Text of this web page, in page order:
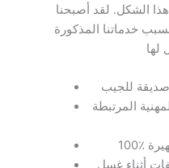
الشكل. لقد أصبحنا
خدماتنا المذكورة
للجيب
المرتبطة
أثناء غسل